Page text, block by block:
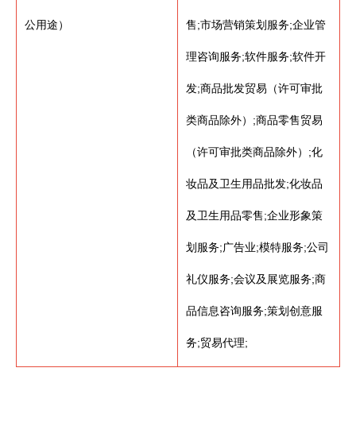
公用途） 售;市场营销策划服务;企业管
理咨询服务;软件服务;软件开
发;商品批发贸易（许可审批
类商品除外）;商品零售贸易
（许可审批类商品除外）;化
妆品及卫生用品批发;化妆品
及卫生用品零售;企业形象策
划服务;广告业;模特服务;公司
礼仪服务;会议及展览服务;商
品信息咨询服务;策划创意服
务;贸易代理;